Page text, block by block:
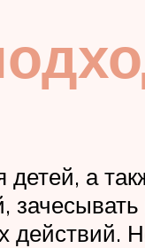
детей, а
действий.